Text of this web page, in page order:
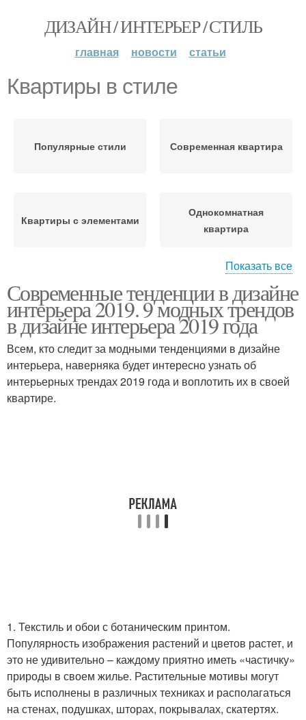
ДИЗАЙН / ИНТЕРЬЕР / СТИЛЬ
главная новости статьи
Квартиры в стиле
Популярные стили Современная квартира
Квартиры с элементами
Однокомнатная
квартира
однокомнатной
квартиры
Квартиры в мятных
тонах
Решение для
однокомнатной
квартиры
Квартиры под ключ
Интерьер в стиле Деревенский стиль
Показать все
Современные тенденции в дизайне
интерьера 2019. 9 модных трендов
в дизайне интерьера 2019 года
Всем, кто следит за модными тенденциями в дизайне
интерьера, наверняка будет интересно узнать об
интерьерных трендах 2019 года и воплотить их в своей
квартире.
1. Текстиль и обои с ботаническим принтом.
Популярность изображения растений и цветов растет, и
это не удивительно – каждому приятно иметь «частичку»
природы в своем жилье. Растительные мотивы могут
быть исполнены в различных техниках и располагаться
на стенах, подушках, шторах, покрывалах, скатертях.